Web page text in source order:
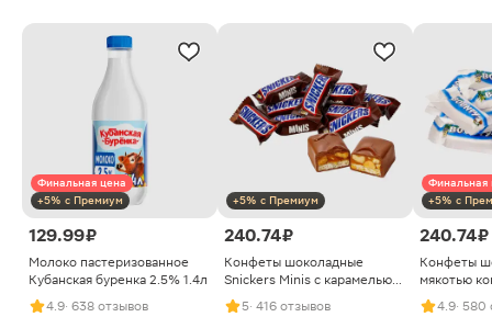
Финальная цена
+5% с Премиум
129.99 ₽
Молоко пастеризованное
Кубанская буренка 2.5% 1.4л
4.9· 638 отзывов
+5% с Премиум
240.74 ₽
Конфеты шоколадные
Snickers Minis с карамелью
арахисом и нугой
5· 416 отзывов
Финальная
+5% с
240.74 ₽
Конфеты
мякотью
4.9· 580